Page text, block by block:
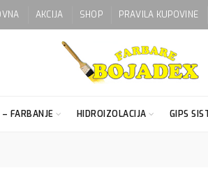
AKCIJA SHOP PRAVILA KUPOVINE
FARBANJE HIDROIZOLACIJA GIPS